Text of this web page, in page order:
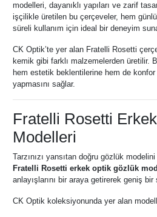
modelleri, dayanıklı yapıları ve zarif
işçilikle üretilen bu çerçeveler, hem
süreli kullanım için ideal bir deneyim
CK Optik’te yer alan Fratelli Rosetti
kemik gibi farklı malzemelerden üretilir.
hem estetik beklentilerine hem de
yapmasını sağlar.
Fratelli Rosetti
Modelleri
Tarzınızı yansıtan doğru gözlük
Fratelli Rosetti erkek optik gözlük
anlayışlarını bir araya getirerek geniş
CK Optik koleksiyonunda yer alan